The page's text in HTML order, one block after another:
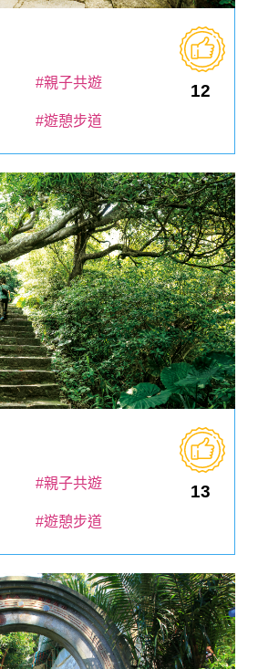
12
#親子共遊
#遊憩步道
13
#親子共遊
#遊憩步道